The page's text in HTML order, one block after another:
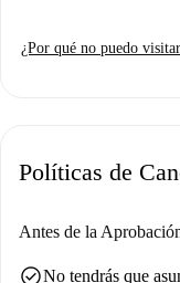
¿Por qué no puedo
Políticas de
Antes de la
check_circleNo tendrás que